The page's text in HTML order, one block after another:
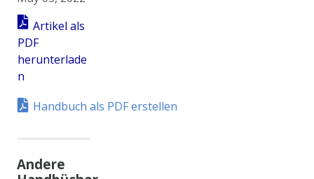
Artikel als
PDF
herunterlade
n
Handbuch als PDF erstellen
Andere